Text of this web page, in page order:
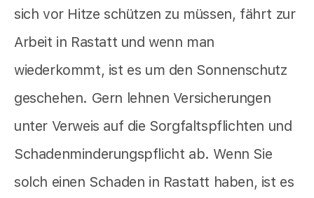
sich vor Hitze schützen zu müssen, fährt zur
Arbeit in Rastatt und wenn man
wiederkommt, ist es um den Sonnenschutz
geschehen. Gern lehnen Versicherungen
unter Verweis auf die Sorgfaltspflichten und
Schadenminderungspflicht ab. Wenn Sie
solch einen Schaden in Rastatt haben, ist es